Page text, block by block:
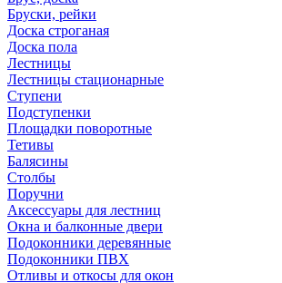
Бруски, рейки
Доска строганая
Доска пола
Лестницы
Лестницы стационарные
Ступени
Подступенки
Площадки поворотные
Тетивы
Балясины
Столбы
Поручни
Аксессуары для лестниц
Окна и балконные двери
Подоконники деревянные
Подоконники ПВХ
Отливы и откосы для окон